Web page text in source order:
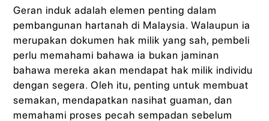
Geran induk adalah elemen penting dalam
pembangunan hartanah di Malaysia. Walaupun ia
merupakan dokumen hak milik yang sah, pembeli
perlu memahami bahawa ia bukan jaminan
bahawa mereka akan mendapat hak milik individu
dengan segera. Oleh itu, penting untuk membuat
semakan, mendapatkan nasihat guaman, dan
memahami proses pecah sempadan sebelum